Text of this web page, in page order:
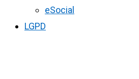
eSocial
LGPD